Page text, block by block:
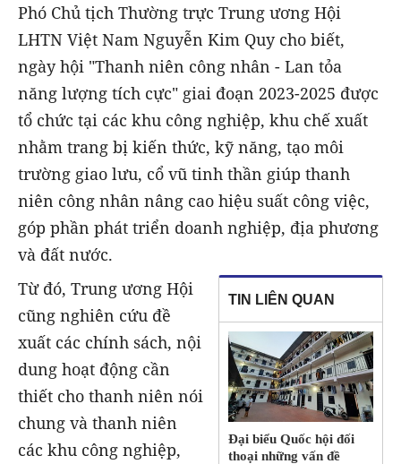
Phó Chủ tịch Thường trực Trung ương Hội
LHTN Việt Nam Nguyễn Kim Quy cho biết,
ngày hội "Thanh niên công nhân - Lan tỏa
năng lượng tích cực" giai đoạn 2023-2025 được
tổ chức tại các khu công nghiệp, khu chế xuất
nhằm trang bị kiến thức, kỹ năng, tạo môi
trường giao lưu, cổ vũ tinh thần giúp thanh
niên công nhân nâng cao hiệu suất công việc,
góp phần phát triển doanh nghiệp, địa phương
và đất nước.
TIN LIÊN QUAN
Đại biểu Quốc hội đối
thoại những vấn đề
Từ đó, Trung ương Hội
cũng nghiên cứu đề
xuất các chính sách, nội
dung hoạt động cần
thiết cho thanh niên nói
chung và thanh niên
các khu công nghiệp,